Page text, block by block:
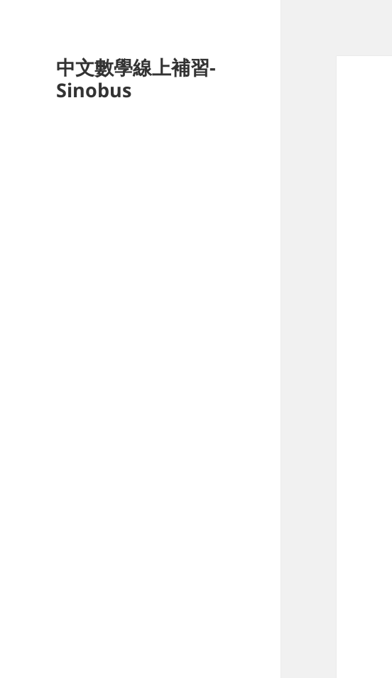
中文數學線上補習-
Sinobus